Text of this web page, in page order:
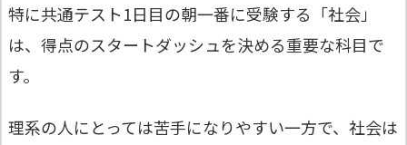
特に共通テスト1日目の朝一番に受験する「社会」
は、得点のスタートダッシュを決める重要な科目で
す。
理系の人にとっては苦手になりやすい一方で、社会は